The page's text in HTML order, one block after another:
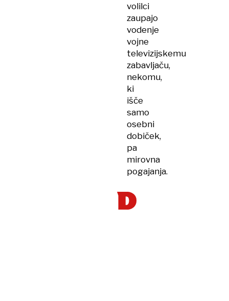
volilci
zaupajo
vodenje
vojne
televizijskemu
zabavljaču,
nekomu,
ki
išče
samo
osebni
dobiček,
pa
mirovna
pogajanja.